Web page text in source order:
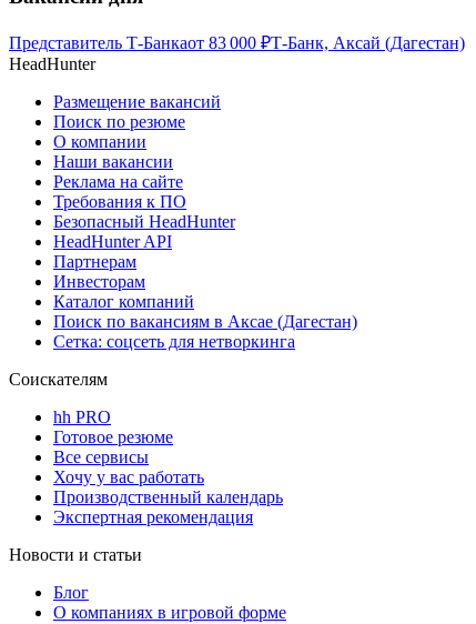
Представитель Т-Банкаот 83 000 ₽Т-Банк, Аксай (Дагестан)
HeadHunter
Размещение вакансий
Поиск по резюме
О компании
Наши вакансии
Реклама на сайте
Требования к ПО
Безопасный HeadHunter
HeadHunter API
Партнерам
Инвесторам
Каталог компаний
Поиск по вакансиям в Аксае (Дагестан)
Сетка: соцсеть для нетворкинга
Соискателям
hh PRO
Готовое резюме
Все сервисы
Хочу у вас работать
Производственный календарь
Экспертная рекомендация
Новости и статьи
Блог
О компаниях в игровой форме